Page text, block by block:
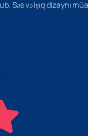
Səs və işıq dizaynı
musiqi